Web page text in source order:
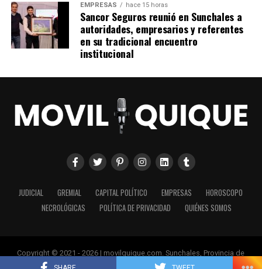
EMPRESAS hace 15 horas
Sancor Seguros reunió en Sunchales a
autoridades, empresarios y referentes
en su tradicional encuentro
institucional
JUDICIAL GREMIAL CAPITAL POLÍTICO EMPRESAS
HOROSCOPO
NECROLÓGICAS
POLÍTICA DE PRIVACIDAD QUIÉNES SOMOS
Copyright © 2021 - 2026 | movilquique.com. Sunchales, Provincia de